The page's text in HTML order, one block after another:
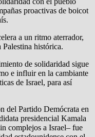
proactivas de boicot
a un ritmo aterrador,
histórica.
de solidaridad sigue
e influir en la cambiante
de Israel, para así
del Partido Demócrata en
presidencial Kamala
complejos a Israel– fue